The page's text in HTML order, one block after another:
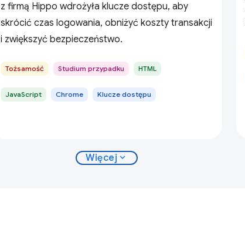
z firmą Hippo wdrożyła klucze dostępu, aby
skrócić czas logowania, obniżyć koszty transakcji
i zwiększyć bezpieczeństwo.
Tożsamość Studium przypadku HTML
JavaScript Chrome Klucze dostępu
Więcej expand_more